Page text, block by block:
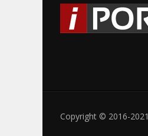
Copyright © 2016-2021